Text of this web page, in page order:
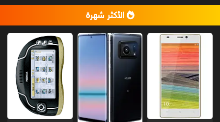
الأكثر شهرة